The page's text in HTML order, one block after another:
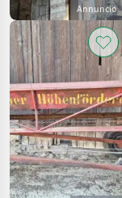
Annuncio